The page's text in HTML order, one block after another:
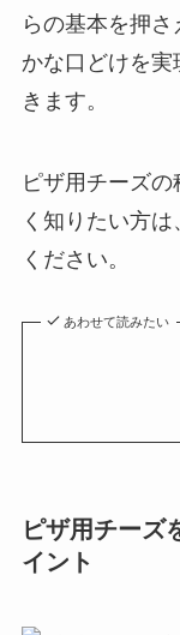
らの基本を押
かな口どけを
きます。
ピザ用チーズ
く知りたい方
ください。
あわせて読みたい
ピザ用チーズ
イント